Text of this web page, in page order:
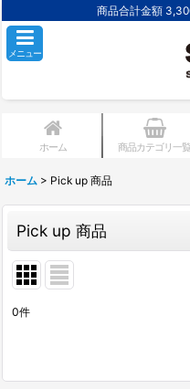
商品合計金額
メニュー
ホーム 商品カテゴリ一覧
ホーム > Pick up 商品
Pick up 商品
0件